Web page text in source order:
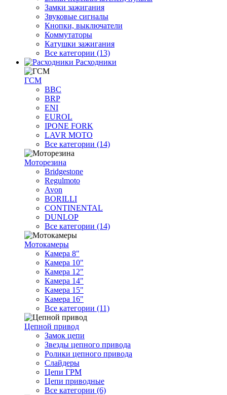
Замки зажигания
Звуковые сигналы
Кнопки, выключатели
Коммутаторы
Катушки зажигания
Все категории (13)
Расходники
ГСМ
BBC
BRP
ENI
EUROL
IPONE FORK
LAVR MOTO
Все категории (14)
Моторезина
Bridgestone
Regulmoto
Avon
BORILLI
CONTINENTAL
DUNLOP
Все категории (14)
Мотокамеры
Камера 8"
Камера 10"
Камера 12"
Камера 14"
Камера 15"
Камера 16"
Все категории (11)
Цепной привод
Замок цепи
Звезды цепного привода
Ролики цепного привода
Слайдеры
Цепи ГРМ
Цепи приводные
Все категории (6)